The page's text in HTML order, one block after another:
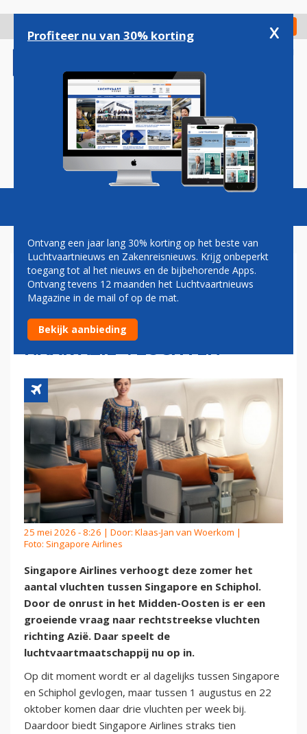
gaan
Check in
Magazine Podcasts Vacatures
SINGAPORE AIRLINES GAAT
VAKER VLIEGEN OP
SCHIPHOL: GROTE VRAAG
NAAR AZIË-VLUCHTEN
25 mei 2026 - 8:26 | Door: Klaas-Jan van Woerkom |
Foto: Singapore Airlines
Singapore Airlines verhoogt deze zomer het
aantal vluchten tussen Singapore en Schiphol.
Door de onrust in het Midden-Oosten is er een
groeiende vraag naar rechtstreekse vluchten
richting Azië. Daar speelt de
luchtvaartmaatschappij nu op in.
Op dit moment wordt er al dagelijks tussen Singapore
en Schiphol gevlogen, maar tussen 1 augustus en 22
oktober komen daar drie vluchten per week bij.
Daardoor biedt Singapore Airlines straks tien
Profiteer nu van 30% korting x
Ontvang een jaar lang 30% korting op het beste van
Luchtvaartnieuws en Zakenreisnieuws. Krijg onbeperkt
toegang tot al het nieuws en de bijbehorende Apps.
Ontvang tevens 12 maanden het Luchtvaartnieuws
Magazine in de mail of op de mat.
Bekijk aanbieding